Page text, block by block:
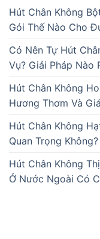
Hút Chân Không
Gói Thế Nào Cho
Có Nên Tự Hút
Vụ? Giải Pháp Nào
Hút Chân Không
Hương Thơm Và
Hút Chân Không
Quan Trọng Không?
Hút Chân Không
Ở Nước Ngoài Có